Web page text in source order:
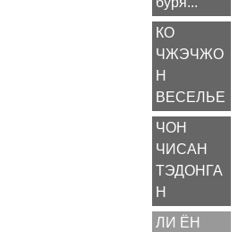
КО
ЧЖЭЧЖО
Н
ВЕСЕЛЬЕ
ЧОН
ЧИСАН
ТЭДОНГА
Н
ЛИ ЁН